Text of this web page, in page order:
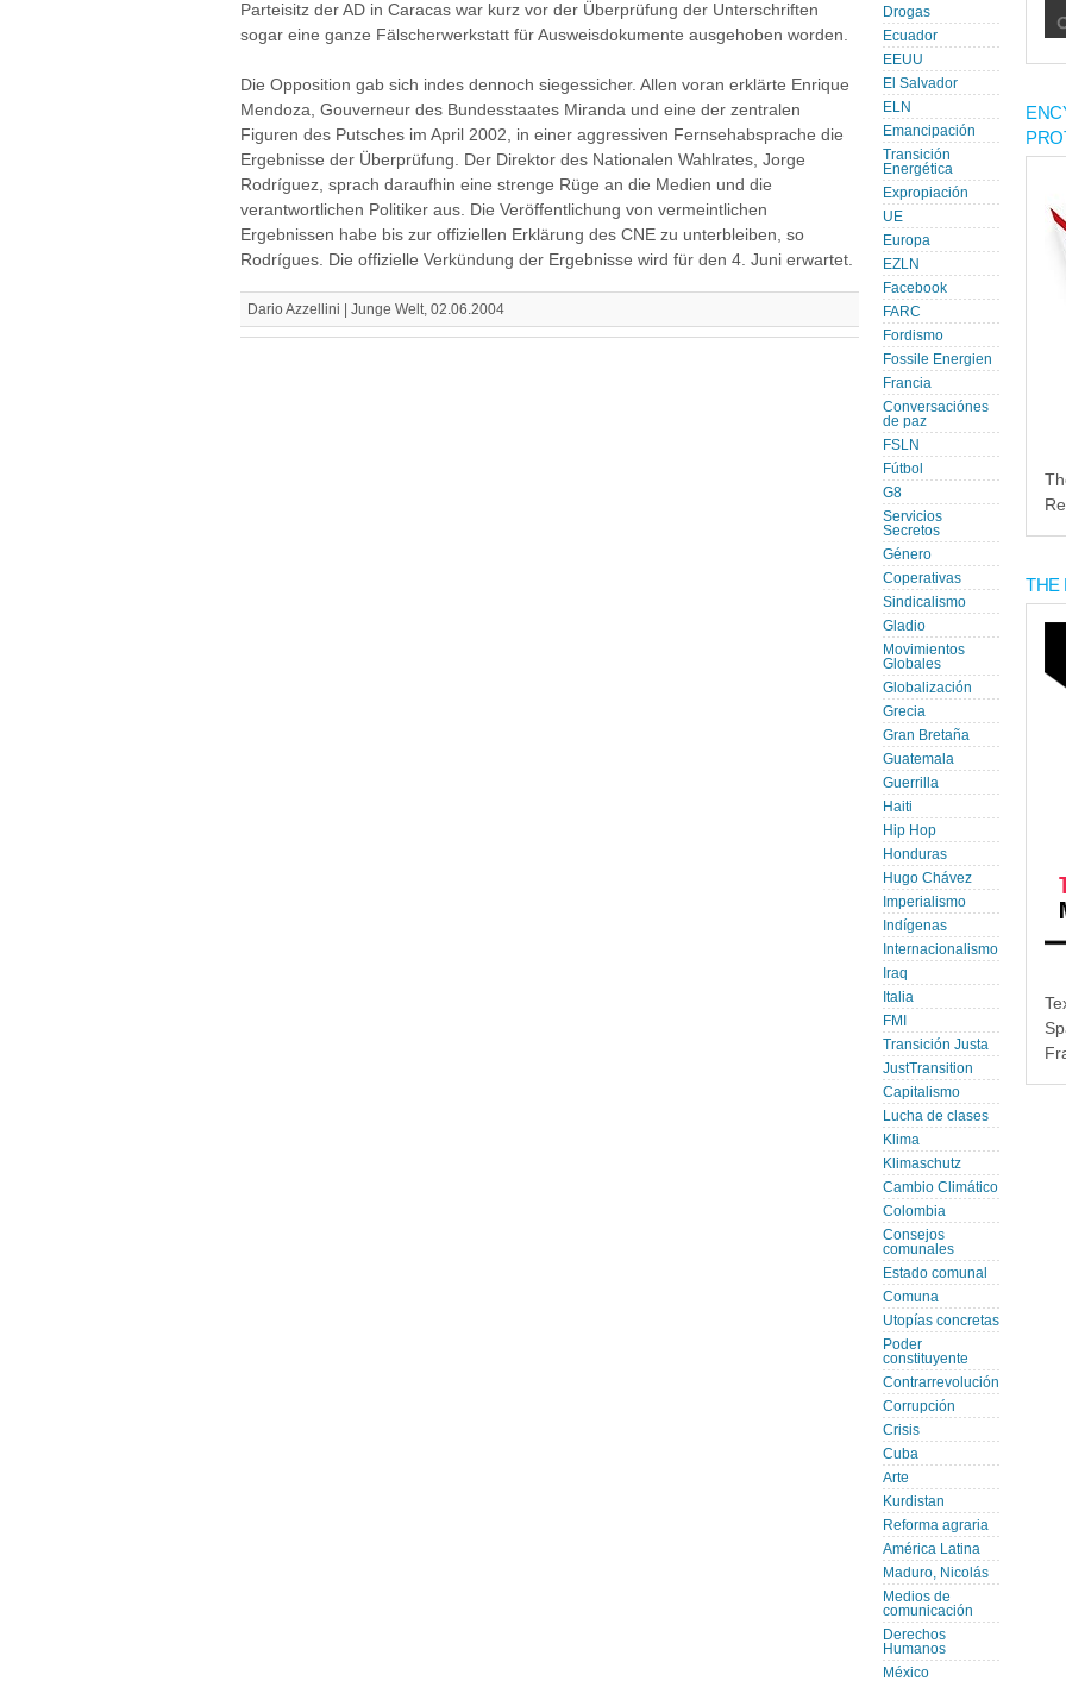
Parteisitz der AD in Caracas war kurz vor der Überprüfung der Unterschriften
sogar eine ganze Fälscherwerkstatt für Ausweisdokumente ausgehoben worden.
Die Opposition gab sich indes dennoch siegessicher. Allen voran erklärte Enrique
Mendoza, Gouverneur des Bundesstaates Miranda und eine der zentralen
Figuren des Putsches im April 2002, in einer aggressiven Fernsehabsprache die
Ergebnisse der Überprüfung. Der Direktor des Nationalen Wahlrates, Jorge
Rodríguez, sprach daraufhin eine strenge Rüge an die Medien und die
verantwortlichen Politiker aus. Die Veröffentlichung von vermeintlichen
Ergebnissen habe bis zur offiziellen Erklärung des CNE zu unterbleiben, so
Rodrígues. Die offizielle Verkündung der Ergebnisse wird für den 4. Juni erwartet.
Dario Azzellini | Junge Welt, 02.06.2004
Drogas
Ecuador
EEUU
El Salvador
ELN
Emancipación
Transición
Energética
Expropiación
UE
Europa
EZLN
Facebook
FARC
Fordismo
Fossile Energien
Francia
Conversaciónes
de paz
FSLN
Fútbol
G8
Servicios
Secretos
Género
Coperativas
Sindicalismo
Gladio
Movimientos
Globales
Globalización
Grecia
Gran Bretaña
Guatemala
Guerrilla
Haiti
Hip Hop
Honduras
Hugo Chávez
Imperialismo
Indígenas
Internacionalismo
Iraq
Italia
FMI
Transición Justa
JustTransition
Capitalismo
Lucha de clases
Klima
Klimaschutz
Cambio Climático
Colombia
Consejos
comunales
Estado comunal
Comuna
Utopías concretas
Poder
constituyente
Contrarrevolución
Corrupción
Crisis
Cuba
Arte
Kurdistan
Reforma agraria
América Latina
Maduro, Nicolás
Medios de
comunicación
Derechos
Humanos
México
THE